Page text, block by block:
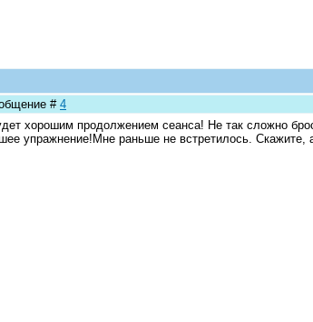
# 4
хорошим продолжением сеанса! Не так сложно
упражнение!Мне раньше не встретилось. Скажите,